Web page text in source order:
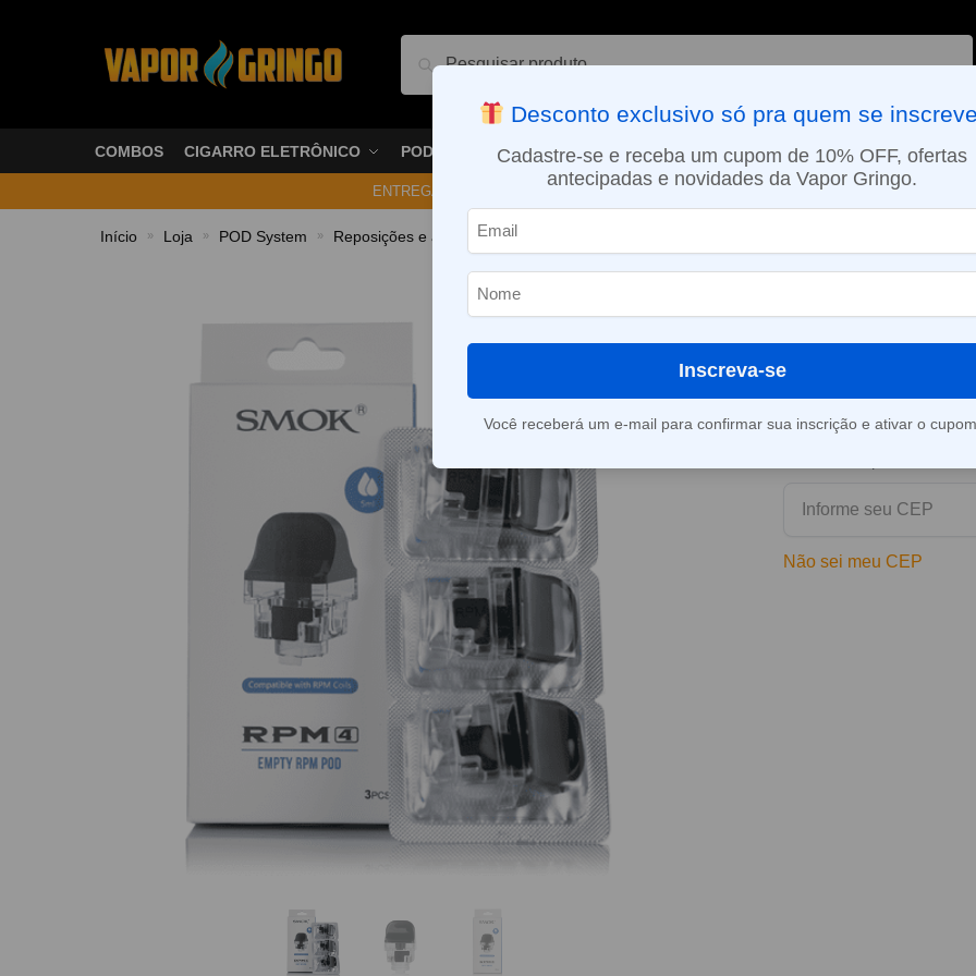
Pesquisar
COMBOS CIGARRO ELETRÔNICO PODS VAPORIZADOR DE ERVAS E-LIQUÍDOS NICOTINA ORAL
ENTREGA NO MESMO DIA EM SÃO PAULO (SEG A SEX): PEDIDOS APROVADOS ATÉ
Início » Loja » POD System » Reposições e acessórios »
Pod
RPM 4 p/coil
Este produto está fora
Consultar prazo e valor
Não sei meu CEP
Desconto exclusivo só pra quem se
Cadastre-se e receba um cupom de 10% OFF, ofertas
antecipadas e novidades da Vapor Gringo.
Inscreva-se
Você receberá um e-mail para confirmar sua inscrição e ativar o